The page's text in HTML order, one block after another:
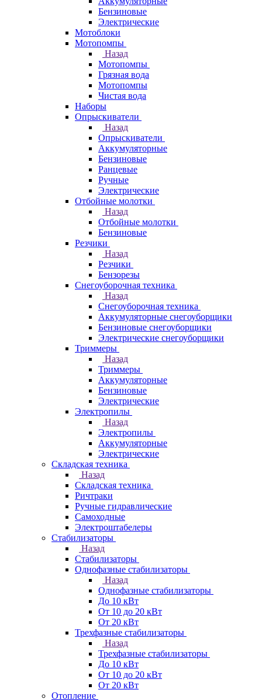
Бензиновые
Электрические
Мотоблоки
Мотопомпы
Назад
Мотопомпы
Грязная вода
Мотопомпы
Чистая вода
Наборы
Опрыскиватели
Назад
Опрыскиватели
Аккумуляторные
Бензиновые
Ранцевые
Ручные
Электрические
Отбойные молотки
Назад
Отбойные молотки
Бензиновые
Резчики
Назад
Резчики
Бензорезы
Снегоуборочная техника
Назад
Снегоуборочная техника
Аккумуляторные снегоуборщики
Бензиновые снегоуборщики
Электрические снегоуборщики
Триммеры
Назад
Триммеры
Аккумуляторные
Бензиновые
Электрические
Электропилы
Назад
Электропилы
Аккумуляторные
Электрические
Складская техника
Назад
Складская техника
Ричтраки
Ручные гидравлические
Самоходные
Электроштабелеры
Стабилизаторы
Назад
Стабилизаторы
Однофазные стабилизаторы
Назад
Однофазные стабилизаторы
До 10 кВт
От 10 до 20 кВт
От 20 кВт
Трехфазные стабилизаторы
Назад
Трехфазные стабилизаторы
До 10 кВт
От 10 до 20 кВт
От 20 кВт
Отопление